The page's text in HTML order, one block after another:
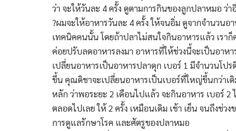
ว่า จะให้วันละ 4 ครั้ง ดูตามการกินของลูกปลาหมอ ว่
?ผมจะให้อาหารวันละ 4 ครั้ง ให้จนอิ่ม ดูจากจำนวน
เทคนิคคนนั้น โดยถ้าปลาไม่สนใจกินอาหารแล้ว เรา
ค่อยปรับลดอาหารลงมา อาหารที่ให้ช่วงนี้จะเป็นอาห
เปลี่ยนอาหารเป็นอาหารปลาดุก เบอร์ 1 มีจำนวนโ
ขึ้น คุณดิชาจะเปลี่ยนอาหารเป็นเบอร์ที่ใหญ่ขึ้นกว่าเ
หลัก ว่าพอระยะ 2 เดือนไปแล้ว จะกินอาหาร เบอร์
ตลอดไปเลย ให้ 2 ครั้ง เหมือนเดิม เช้า เย็น จนถึงช่
การดูแลรักษาโรค และศัตรูของปลาหมอ